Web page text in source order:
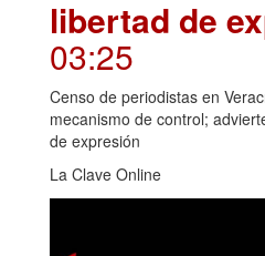
libertad de
03:25
Censo de periodistas en
mecanismo de control;
de expresión
La Clave Online